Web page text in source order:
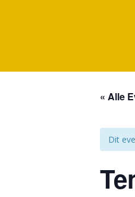
« Alle
Dit